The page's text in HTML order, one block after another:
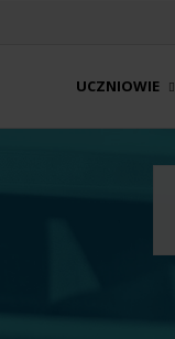
UCZNIOWIE